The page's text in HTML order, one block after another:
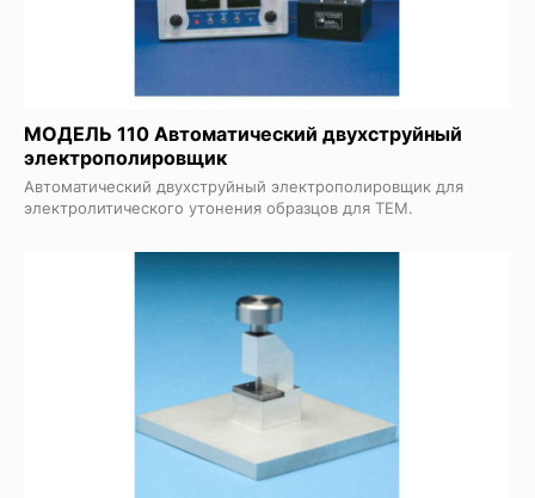
МОДЕЛЬ 110 Автоматический двухструйный
электрополировщик
Автоматический двухструйный электрополировщик для
электролитического утонения образцов для ТЕМ.